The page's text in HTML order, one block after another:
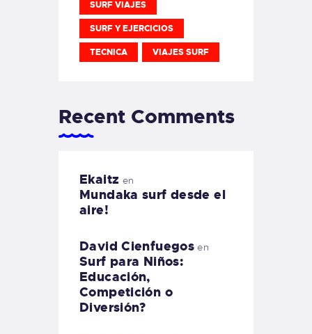
SURF VIAJES
SURF Y EJERCICIOS
TECNICA VIAJES SURF
Recent Comments
Ekaitz en
Mundaka surf desde el
aire!
David Cienfuegos en
Surf para Niños:
Educación,
Competición o
Diversión?